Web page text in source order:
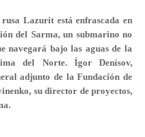
Lazurit está enfrascada en
del Sarma, un submarino no
navegará bajo las aguas de la
del Norte. Ígor Denísov,
adjunto de la Fundación de
su director de proyectos,